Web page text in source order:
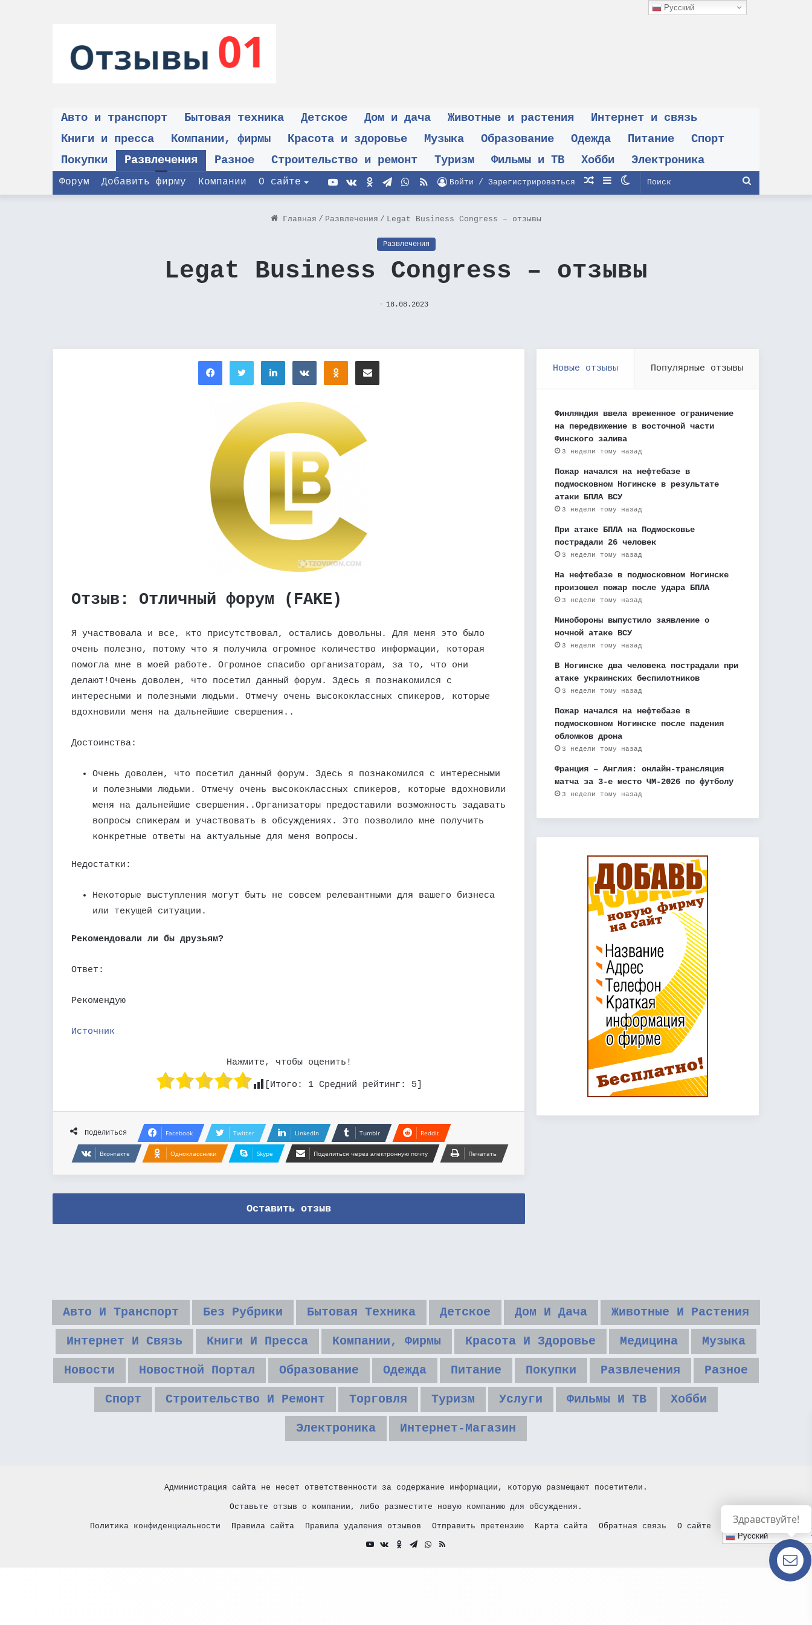
Авто и транспорт Бытовая техника Детское Дом и дача Животные и растения
Интернет и связь
Книги и пресса
Компании, фирмы Красота и здоровье Музыка Образование Одежда Питание
Спорт
Покупки
Развлечения Разное Строительство и ремонт Туризм Фильмы и ТВ Хобби Электроника
Форум Добавить фирму Компании О сайте Поиск
Switch
Sidebar
Случайная
Войти / Зарегистрироваться
RSS
WhatsApp
Telegram
Одноклассники
vk.com
YouTube
Главная / Развлечения / Legat Business Congress – отзывы
Развлечения
Legat Business Congress – отзывы
18.08.2023
FacebookTwitterLinkedInВконтактеОдноклассники
Поделиться через электронную почту
Отзыв: Отличный форум (FAKE)
Я участвовала и все, кто присутствовал, остались довольны. Для меня это было
очень полезно, потому что я получила огромное количество информации, которая
помогла мне в моей работе. Огромное спасибо организаторам, за то, что они
делают!Очень доволен, что посетил данный форум. Здесь я познакомился с
интересными и полезными людьми. Отмечу очень высококлассных спикеров, которые
вдохновили меня на дальнейшие свершения..
Достоинства:
Очень доволен, что посетил данный форум. Здесь я познакомился с интересными
и полезными людьми. Отмечу очень высококлассных спикеров, которые вдохновили
меня на дальнейшие свершения..Организаторы предоставили возможность задавать
вопросы спикерам и участвовать в обсуждениях. Это позволило мне получить
конкретные ответы на актуальные для меня вопросы.
Недостатки:
Некоторые выступления могут быть не совсем релевантными для вашего бизнеса
или текущей ситуации.
Рекомендовали ли бы друзьям?
Ответ:
Рекомендую
Источник
Нажмите, чтобы оценить!
[Итого: 1Средний рейтинг: 5
Поделиться Facebook Twitter LinkedIn Tumblr Reddit
Вконтакте Одноклассники Skype Поделиться через электронную почту Печатать
Оставить отзыв
Новые отзывы Популярные отзывы
Финляндия ввела временное ограничение
на передвижение в восточной части
Финского залива
3 недели тому назад
Пожар начался на нефтебазе в
подмосковном Ногинске в результате
атаки БПЛА ВСУ
3 недели тому назад
При атаке БПЛА на Подмосковье
пострадали 26 человек
3 недели тому назад
На нефтебазе в подмосковном Ногинске
произошел пожар после удара БПЛА
3 недели тому назад
Минобороны выпустило заявление о
ночной атаке ВСУ
3 недели тому назад
В Ногинске два человека пострадали при
атаке украинских беспилотников
3 недели тому назад
Пожар начался на нефтебазе в
подмосковном Ногинске после падения
обломков дрона
3 недели тому назад
Франция – Англия: онлайн-трансляция
матча за 3-е место ЧМ-2026 по футболу
3 недели тому назад
Авто И Транспорт Без Рубрики Бытовая Техника Детское Дом И Дача Животные И Растения
Интернет И Связь Книги И Пресса Компании, Фирмы Красота И Здоровье Медицина Музыка
Новости Новостной Портал Образование Одежда Питание Покупки Развлечения Разное
Спорт Строительство И Ремонт Торговля Туризм Услуги Фильмы И ТВ Хобби
Электроника Интернет-Магазин
Администрация сайта не несет ответственности за содержание информации, которую размещают посетители.
Оставьте отзыв о компании, либо разместите новую компанию для обсуждения.
Политика конфиденциальности Правила сайта Правила удаления отзывов Отправить претензию Карта сайта Обратная связь
О сайте
Русский
YouTubevk.com
Одноклассники
Telegram
WhatsApp
RSS
Русский
Есть
вопросы?
Здравствуйте!